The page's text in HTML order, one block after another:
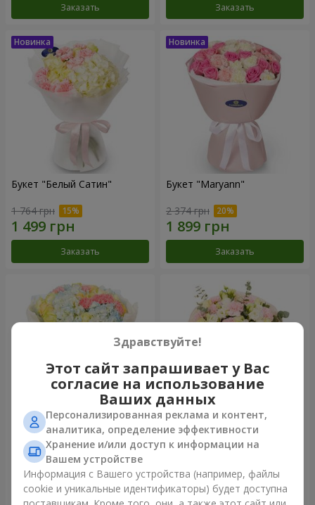
Заказать Заказать
Букет "Белый Сатин"
1 764 грн
Заказать
Букет "Maryann"
2 374 грн
Заказать
Букет "Небесная лазурь"
4 860 грн
Заказать
Букет "Secret"
Заказать
Здравствуйте!
Этот сайт запрашивает у Вас
согласие на использование
Ваших данных
Персонализированная реклама и контент,
аналитика, определение эффективности
Хранение и/или доступ к информации на
Вашем устройстве
Информация с Вашего устройства (например, файлы
cookie и уникальные идентификаторы) будет доступна